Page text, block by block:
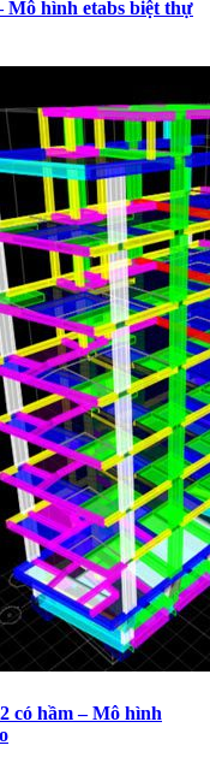
Mô hình etabs biệt thự
có hầm – Mô hình